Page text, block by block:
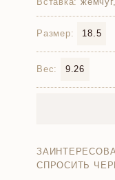
Размер: 18.5
Вес: 9.26
СПРОСИТЬ